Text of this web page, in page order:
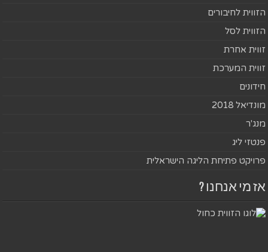
הזווית לחיבורים
הזווית לסל
זווית אחרת
זווית המערכת
חידונים
מונדיאל 2018
מנג'ר
פנטזי ליג
פרויקט פתיחת הליגה הישראלית
אז מי אנחנו ?